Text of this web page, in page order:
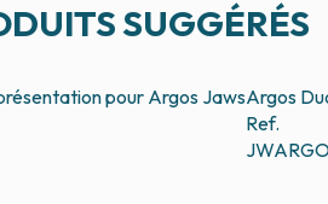
SUGGÉRÉS
pour Argos JawsArgos
Ref.